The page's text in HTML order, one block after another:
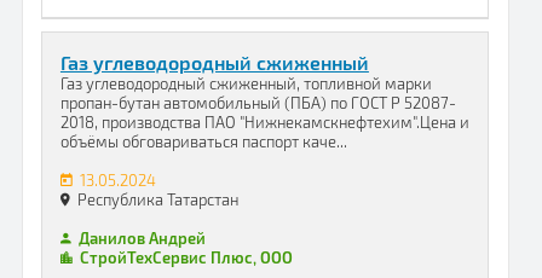
Газ углеводородный сжиженный
Газ углеводородный сжиженный, топливной марки
пропан-бутан автомобильный (ПБА) по ГОСТ Р 52087-
2018, производства ПАО "Нижнекамскнефтехим".Цена и
объёмы обговариваться паспорт каче...
13.05.2024
Республика Татарстан
Данилов Андрей
СтройТехСервис Плюс, ООО